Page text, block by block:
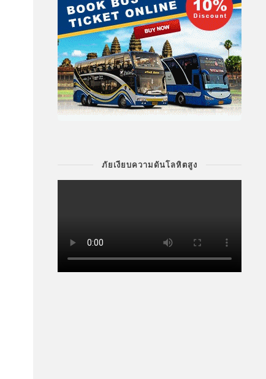
ภัยเงียบความดันโลหิตสูง